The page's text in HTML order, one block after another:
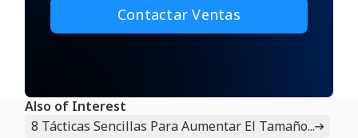
Also of Interest
8 Tácticas Sencillas Para Aumentar El Tamaño...